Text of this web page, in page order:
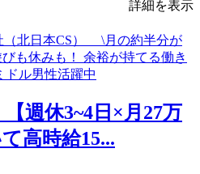
詳細を表示
【週休3~4日×月27万
高時給15...